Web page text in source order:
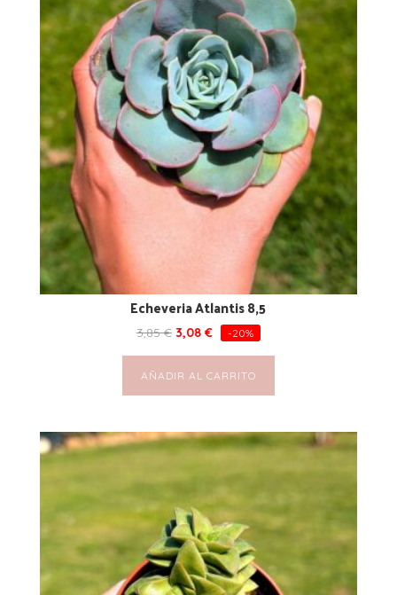
Echeveria Atlantis 8,5
3,85€ 3,08 € -20%
AÑADIR AL CARRITO